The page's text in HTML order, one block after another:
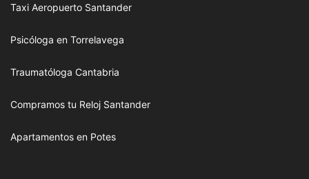
Taxi Aeropuerto Santander
Psicóloga en Torrelavega
Traumatóloga Cantabria
Compramos tu Reloj Santander
Apartamentos en Potes